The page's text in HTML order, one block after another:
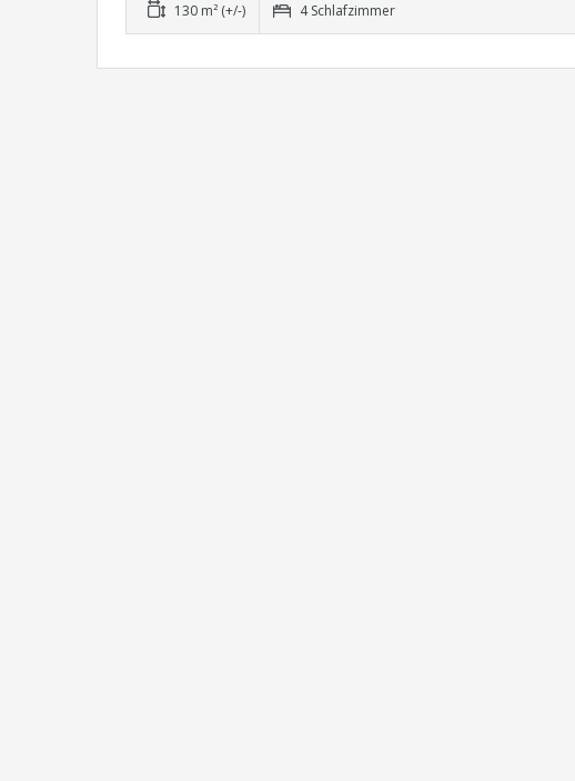
130 m² (+/-) 4 Schlafzimmer